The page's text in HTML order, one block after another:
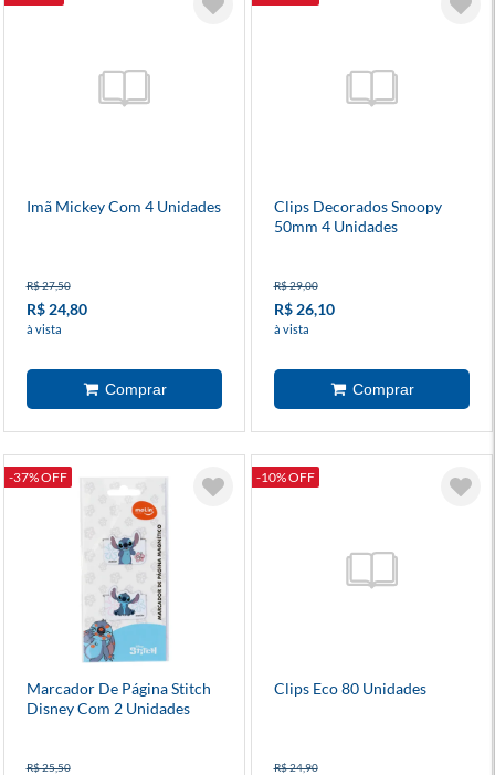
Imã Mickey Com 4 Unidades
R$ 27,50
R$ 24,80
à vista
Clips Decorados Snoopy
50mm 4 Unidades
R$ 29,00
R$ 26,10
à vista
-37% OFF
Marcador De Página Stitch
Disney Com 2 Unidades
R$ 25,50
-10% OFF
Clips Eco 80 Unidades
R$ 24,90